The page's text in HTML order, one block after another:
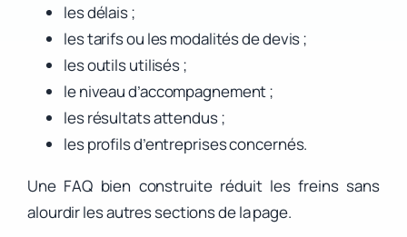
les délais ;
les tarifs ou les modalités de devis ;
les outils utilisés ;
le niveau d’accompagnement ;
les résultats attendus ;
les profils d’entreprises concernés.
Une FAQ bien construite réduit les freins sans
alourdir les autres sections de la page.